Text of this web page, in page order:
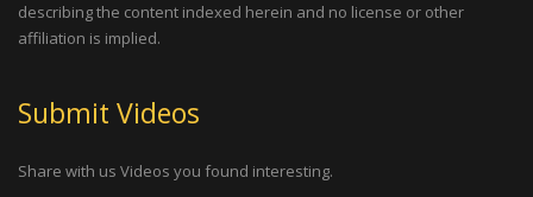
describing the content indexed herein and no license or other
affiliation is implied.
Submit Videos
Share with us Videos you found interesting.